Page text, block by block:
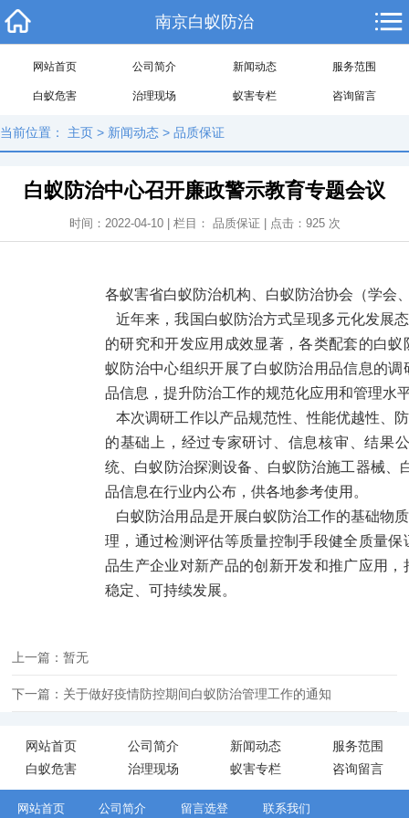
南京白蚁防治
网站首页 公司简介 新闻动态 服务范围
白蚁危害 治理现场 蚁害专栏 咨询留言
当前位置： 主页 > 新闻动态 > 品质保证
白蚁防治中心召开廉政警示教育专题会议
时间：2022-04-10 | 栏目： 品质保证| 点击： 925 次
各蚁害省白蚁防治机构、白蚁防治协会（学会
近年来，我国白蚁防治方式呈现多元化发展
的研究和开发应用成效显著，各类配套的白
蚁防治中心组织开展了白蚁防治用品信息的
品信息，提升防治工作的规范化应用和管理水
本次调研工作以产品规范性、性能优越性、
的基础上，经过专家研讨、信息核审、结果
统、白蚁防治探测设备、白蚁防治施工器械、
品信息在行业内公布，供各地参考使用。
白蚁防治用品是开展白蚁防治工作的基础物
理，通过检测评估等质量控制手段健全质量
品生产企业对新产品的创新开发和推广应用
稳定、可持续发展。
上一篇：暂无
下一篇：关于做好疫情防控期间白蚁防治管理工作的通知
网站首页 公司简介 新闻动态
服务范围
白蚁危害
治理现场 蚁害专栏 咨询留言
网站首页 公司简介 留言选登 联系我们